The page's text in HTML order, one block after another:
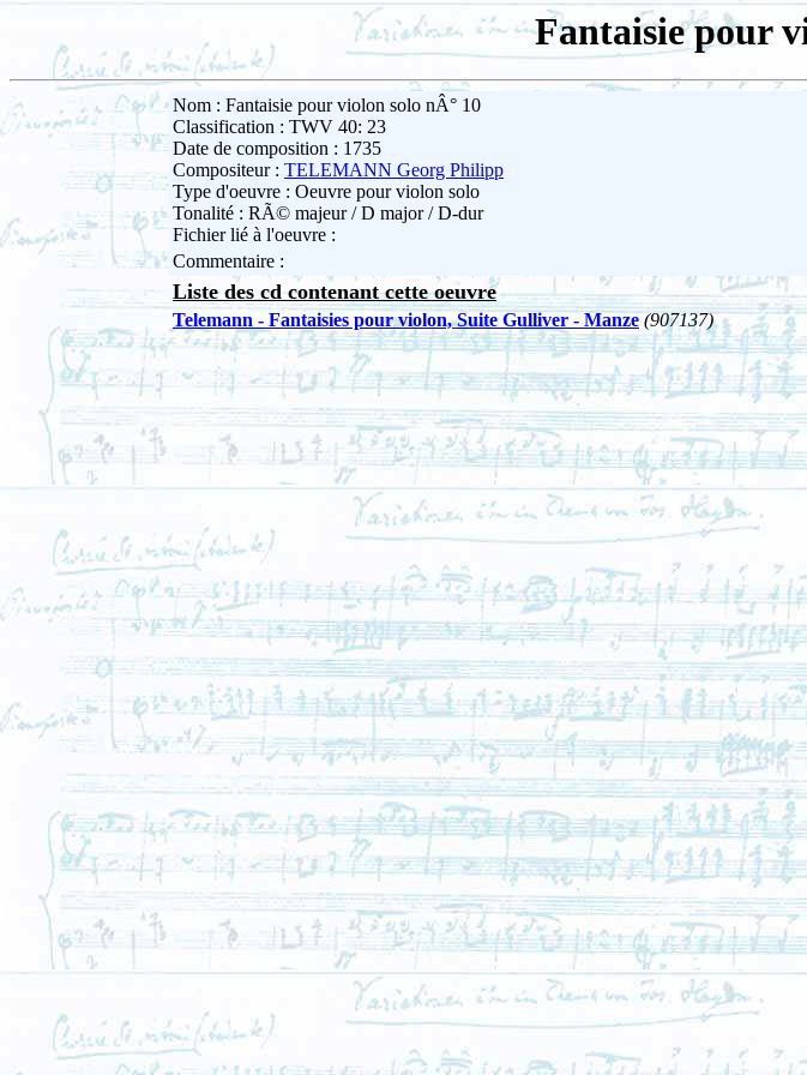
Fantaisie pour
Nom : Fantaisie pour violon solo nÂ° 10
Classification : TWV 40: 23
Date de composition : 1735
Compositeur : TELEMANN Georg Philipp
Type d'oeuvre : Oeuvre pour violon solo
Tonalité : RÃ© majeur / D major / D-dur
Fichier lié à l'oeuvre :
Commentaire :
Liste des cd contenant cette oeuvre
Telemann - Fantaisies pour violon, Suite Gulliver - Manze (907137)